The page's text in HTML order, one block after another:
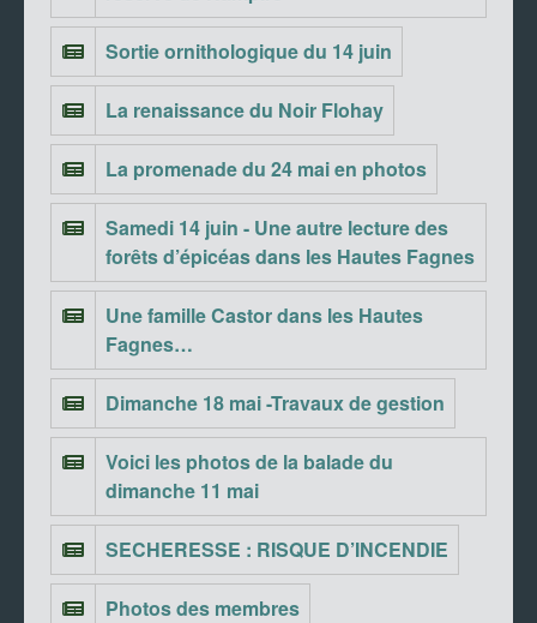
Sortie ornithologique du 14 juin
La renaissance du Noir Flohay
La promenade du 24 mai en photos
Samedi 14 juin - Une autre lecture des
forêts d’épicéas dans les Hautes Fagnes
Une famille Castor dans les Hautes
Fagnes…
Dimanche 18 mai -Travaux de gestion
Voici les photos de la balade du
dimanche 11 mai
SECHERESSE : RISQUE D’INCENDIE
Photos des membres